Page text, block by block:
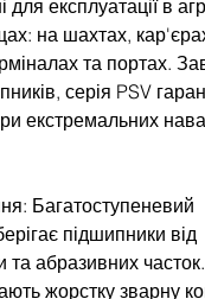
експлуатації в
на шахтах,
та портах.
серія PSV
екстремальних
Багатоступеневий
підшипники від
абразивних часток.
жорстку зварну